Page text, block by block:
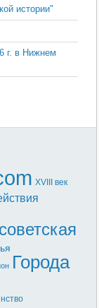
истории"
г. в Нижнем
XVIII век
Города